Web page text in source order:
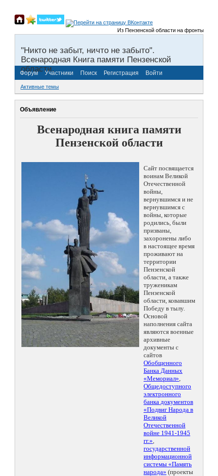
Из Пензенской области на фронты
"Никто не забыт, ничто не забыто".
Всенародная Книга памяти Пензенской
области.
Форум Участники Поиск Регистрация Войти
Активные темы
Объявление
Всенародная книга памяти
Пензенской области
Сайт посвящается
воинам Великой
Отечественной
войны,
вернувшимся и не
вернувшимся с
войны, которые
родились, были
призваны,
захоронены либо
в настоящее время
проживают на
территории
Пензенской
области, а также
труженикам
Пензенской
области, ковавшим
Победу в тылу.
Основой
наполнения сайта
являются военные
архивные
документы с
сайтов
Обобщенного
Банка Данных
«Мемориал»,
Общедоступного
электронного
банка документов
«Подвиг Народа в
Великой
Отечественной
войне 1941-1945
гг.»,
государственной
информационной
системы «Память
народа» (проекты